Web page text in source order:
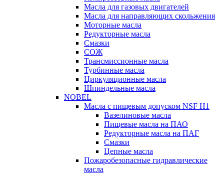
Масла для газовых двигателей
Масла для направляющих скольжения
Моторные масла
Редукторные масла
Смазки
СОЖ
Трансмиссионные масла
Турбинные масла
Циркуляционные масла
Шпиндельные масла
NOBEL
Масла с пищевым допуском NSF H1
Вазелиновые масла
Пищевые масла на ПАО
Редукторные масла на ПАГ
Смазки
Цепные масла
Пожаробезопасные гидравлические
масла